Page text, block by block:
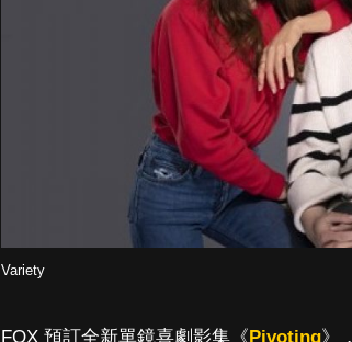
Variety
FOX 預訂全新單鏡喜劇影集《Pivoting》